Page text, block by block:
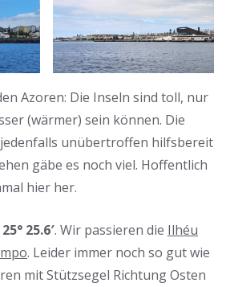
Azoren: Die Inseln sind toll, nur
(wärmer) sein können. Die
unübertroffen hilfsbereit
gäbe es noch viel. Hoffentlich
hier her.
25.6′. Wir passieren die Ilhéu
. Leider immer noch so gut wie
mit Stützsegel Richtung Osten